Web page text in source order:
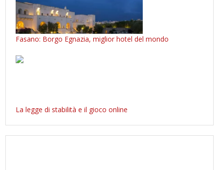
Fasano: Borgo Egnazia, miglior hotel del mondo
La legge di stabilità e il gioco online